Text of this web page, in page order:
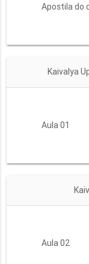
Apostila do
Kaivalya
Aula 01
Aula 02